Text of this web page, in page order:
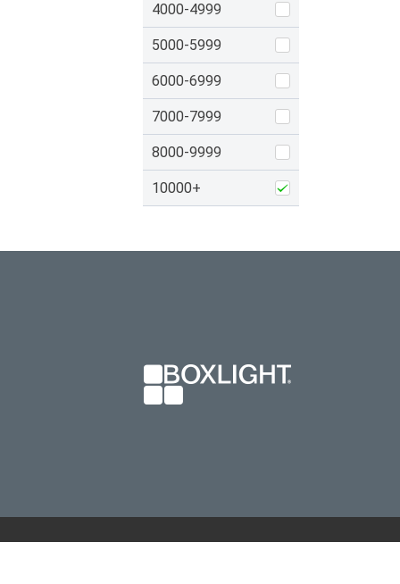
4000-4999
5000-5999
6000-6999
7000-7999
8000-9999
10000+